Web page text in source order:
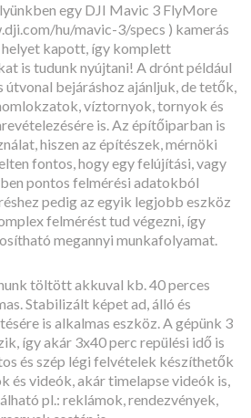
egy DJI Mavic 3 FlyMore
hu/mavic-3/specs ) kamerás
kapott, így komplett
is tudunk nyújtani! A drónt például
útvonal bejáráshoz ajánljuk, de tetők,
víztornyok, tornyok és
is. Az építőiparban is
hiszen az építészek, mérnöki
fontos, hogy egy felújítási, vagy
pontos felmérési adatokból
pedig az egyik legjobb eszköz
felmérést tud végezni, így
megannyi munkafolyamat.
töltött akkuval kb. 40 perces
Stabilizált képet ad, álló és
is alkalmas eszköz. A gépünk 3
így akár 3x40 perc repülési idő is
és szép légi felvételek készíthetők
és videók, akár timelapse videók is,
pl.: reklámok, rendezvények,